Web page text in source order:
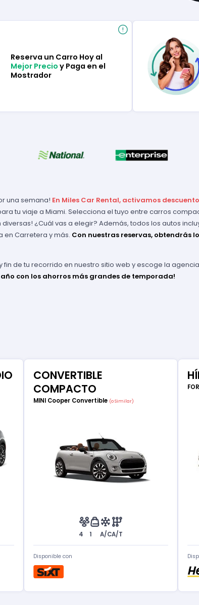
Reserva un Carro Hoy al
Mejor Precio y Paga en el
Mostrador
una semana! En Miles Car Rental, activamos
tu viaje a Miami. Selecciona el tuyo entre carros
¿Cuál vas a elegir? Además, todos los autos
en Carretera y más. Con nuestras reservas, obtendrás
fin de tu recorrido en nuestro sitio web y escoge la
año con los ahorros más grandes de temporada!
CONVERTIBLE
COMPACTO
MINI Cooper Convertible (o Similar)
4 1 A/CA/T
Disponible con